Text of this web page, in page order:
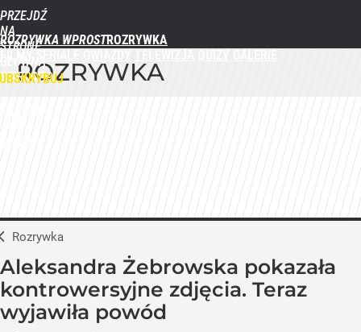
PRZEJDŹ
NA
STRONĘ
GŁÓWNĄ
WPROST.PL
ROZRYWKA WPROST
ROZRYWKA
Rozrywka
Aleksandra Żebrowska pokazała
kontrowersyjne zdjęcia. Teraz
wyjawiła powód